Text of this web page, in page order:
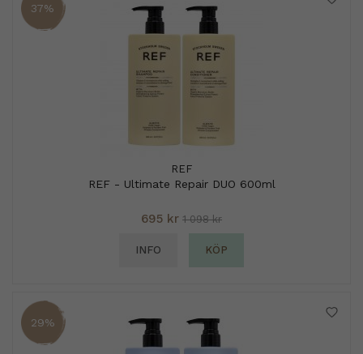
37%
REF
REF - Ultimate Repair DUO 600ml
695 kr 1 098 kr
INFO KÖP
29%